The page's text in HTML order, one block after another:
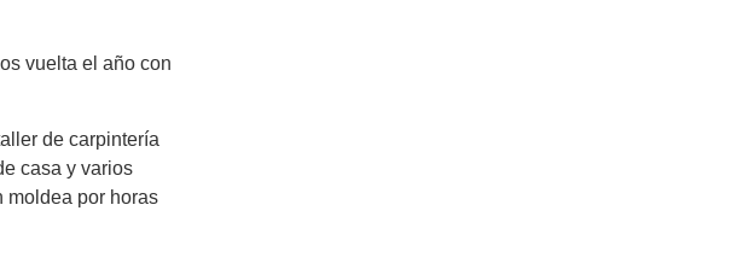
vuelta el año con
de carpintería
casa y varios
moldea por horas